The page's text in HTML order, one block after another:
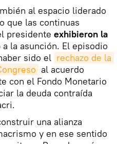
al espacio liderado
que las continuas
presidente exhibieron la
a la asunción. El episodio
sido el rechazo de la
al acuerdo
con el Fondo Monetario
la deuda contraída
una alianza
y en ese sentido